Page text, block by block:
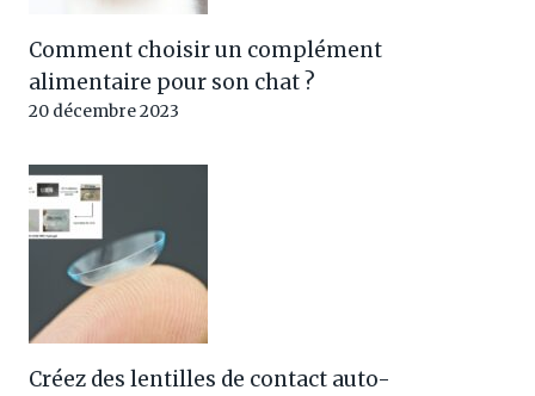
Comment choisir un complément
alimentaire pour son chat ?
20 décembre 2023
Créez des lentilles de contact auto-